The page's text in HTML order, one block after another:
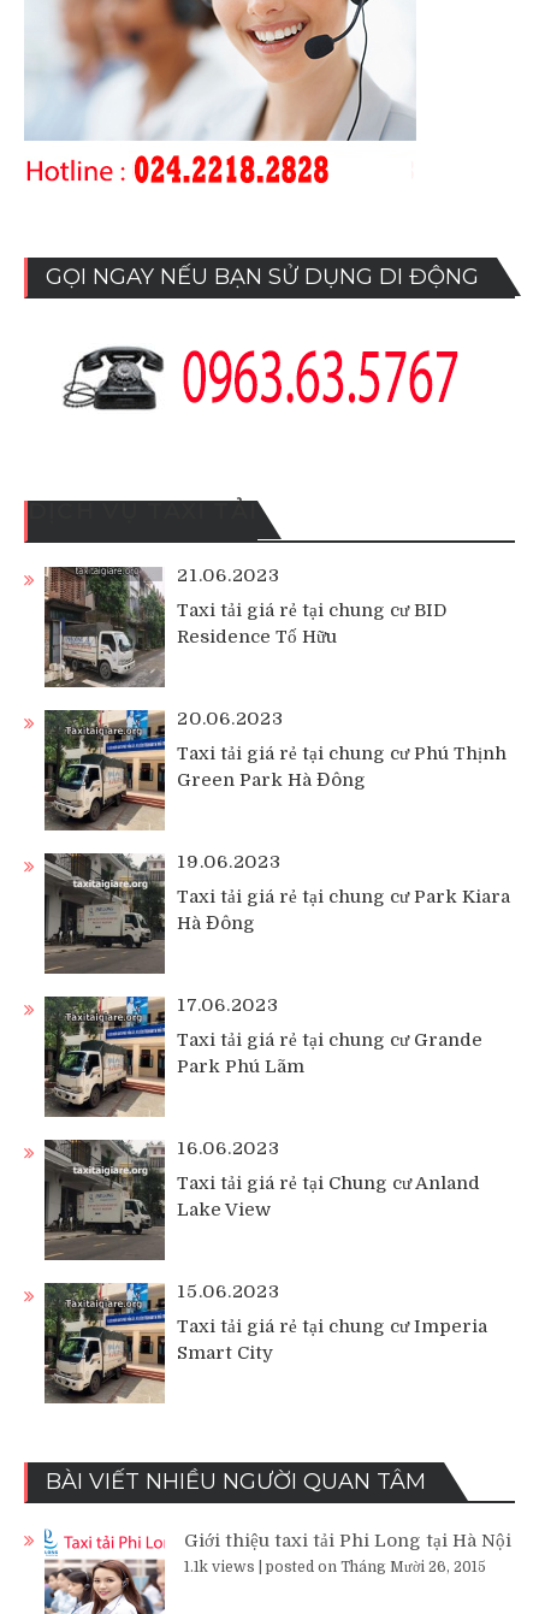
GỌI NGAY NẾU BẠN SỬ DỤNG DI ĐỘNG
21.06.2023
Taxi tải giá rẻ tại chung cư BID
Residence Tố Hữu
20.06.2023
Taxi tải giá rẻ tại chung cư Phú Thịnh
Green Park Hà Đông
19.06.2023
Taxi tải giá rẻ tại chung cư Park Kiara
Hà Đông
17.06.2023
Taxi tải giá rẻ tại chung cư Grande
Park Phú Lãm
16.06.2023
Taxi tải giá rẻ tại Chung cư Anland
Lake View
15.06.2023
Taxi tải giá rẻ tại chung cư Imperia
Smart City
BÀI VIẾT NHIỀU NGƯỜI QUAN TÂM
Giới thiệu taxi tải Phi Long tại Hà Nội
1.1k views posted on Tháng Mười 26, 2015